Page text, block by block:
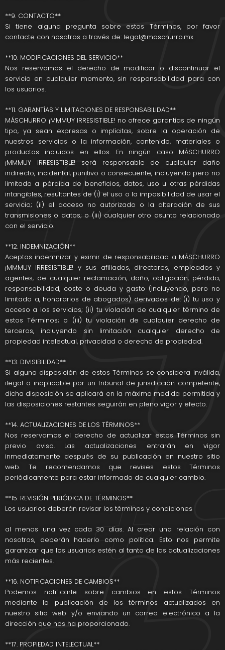
**9. CONTACTO**
Si tiene alguna pregunta sobre estos Términos, por favor
contacte con nosotros a través de: legal@maschurro.mx
**10. MODIFICACIONES DEL SERVICIO**
Nos reservamos el derecho de modificar o discontinuar el
servicio en cualquier momento, sin responsabilidad para con
los usuarios.
**11. GARANTÍAS Y LIMITACIONES DE RESPONSABILIDAD**
MÁSCHURRO ¡MMMUY IRRESISTIBLE! no ofrece garantías de ningún
tipo, ya sean expresas o implícitas, sobre la operación de
nuestros servicios o la información, contenido, materiales o
productos incluidos en ellos. En ningún caso MÁSCHURRO
¡MMMUY IRRESISTIBLE! será responsable de cualquier daño
indirecto, incidental, punitivo o consecuente, incluyendo pero no
limitado a pérdida de beneficios, datos, uso u otras pérdidas
intangibles, resultantes de (i) el uso o la imposibilidad de usar el
servicio; (ii) el acceso no autorizado o la alteración de sus
transmisiones o datos; o (iii) cualquier otro asunto relacionado
con el servicio.
**12. INDEMNIZACIÓN**
Aceptas indemnizar y eximir de responsabilidad a MÁSCHURRO
¡MMMUY IRRESISTIBLE! y sus afiliados, directores, empleados y
agentes, de cualquier reclamación, daño, obligación, pérdida,
responsabilidad, coste o deuda y gasto (incluyendo, pero no
limitado a, honorarios de abogados) derivados de: (i) tu uso y
acceso a los servicios; (ii) tu violación de cualquier término de
estos Términos; o (iii) tu violación de cualquier derecho de
terceros, incluyendo sin limitación cualquier derecho de
propiedad intelectual, privacidad o derecho de propiedad.
**13. DIVISIBILIDAD**
Si alguna disposición de estos Términos se considera inválida,
ilegal o inaplicable por un tribunal de jurisdicción competente,
dicha disposición se aplicará en la máxima medida permitida y
las disposiciones restantes seguirán en pleno vigor y efecto.
**14. ACTUALIZACIONES DE LOS TÉRMINOS**
Nos reservamos el derecho de actualizar estos Términos sin
previo aviso. Las actualizaciones entrarán en vigor
inmediatamente después de su publicación en nuestro sitio
web. Te recomendamos que revises estos Términos
periódicamente para estar informado de cualquier cambio.
**15. REVISIÓN PERIÓDICA DE TÉRMINOS**
Los usuarios deberán revisar los términos y condiciones
al menos una vez cada 30 días. Al crear una relación con
nosotros, deberán hacerlo como política. Esto nos permite
garantizar que los usuarios estén al tanto de las actualizaciones
más recientes.
**16. NOTIFICACIONES DE CAMBIOS**
Podemos notificarle sobre cambios en estos Términos
mediante la publicación de los términos actualizados en
nuestro sitio web y/o enviando un correo electrónico a la
dirección que nos ha proporcionado.
**17. PROPIEDAD INTELECTUAL**